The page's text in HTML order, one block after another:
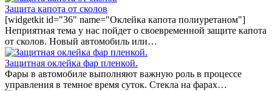
Защита капота от сколов
[widgetkit id="36" name="Оклейка капота полиуретаном"]
Неприятная тема у нас пойдет о своевременной защите капота
от сколов. Новый автомобиль или…
Защитная оклейка фар пленкой.
Фары в автомобиле выполняют важную роль в процессе
управления в темное время суток. Стекла на фарах…